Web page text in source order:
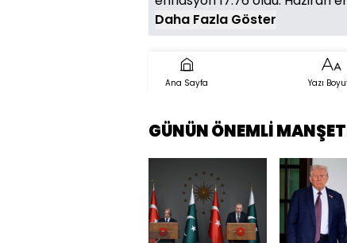
Daha Fazla Göster
Ana Sayfa Yazı
GÜNÜN ÖNEMLİ